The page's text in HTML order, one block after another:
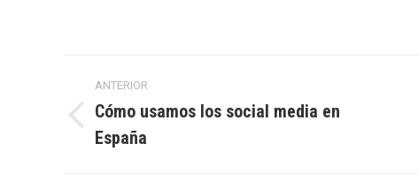
Navegación
entre
entradas
ANTERIOR
anterior:
Cómo usamos los social media en
España